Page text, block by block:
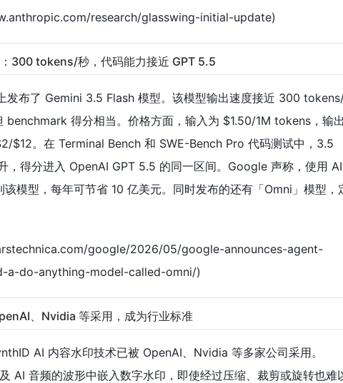
research/glasswing-initial-update)
300 tokens/秒，代码能力接近 GPT 5.5
发布了 Gemini 3.5 Flash 模型。该模型输出速度接近 300
benchmark 得分相当。价格方面，输入为 $1.50/1M tokens，输
$12。在 Terminal Bench 和 SWE-Bench Pro 代码测试中，3.5
，得分进入 OpenAI GPT 5.5 的同一区间。Google 声称，使用 AI
模型，每年可节省 10 亿美元。同时发布的还有「Omni」模型，
google/2026/05/google-announces-agent-
do-anything-model-called-omni/)
、Nvidia 等采用，成为行业标准
AI 内容水印技术已被 OpenAI、Nvidia 等多家公司采用。
AI 音频的波形中嵌入数字水印，即使经过压缩、裁剪或旋转也难